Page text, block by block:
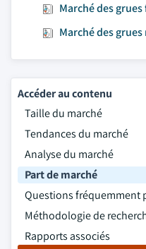
Marché des grues
Marché des
Accéder au contenu
Taille du marché
Tendances du marché
Analyse du marché
Part de marché
Questions fréquemment
Méthodologie de
Rapports associés